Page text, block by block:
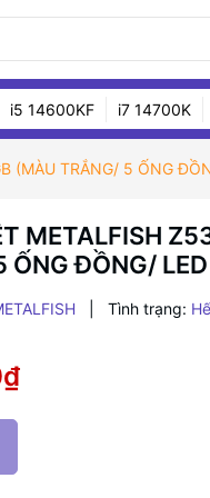
i5 14600KF i7 14700K
(MÀU TRẮNG/ 5 ỐNG
METALFISH
ỐNG ĐỒNG/
Tình trạng: